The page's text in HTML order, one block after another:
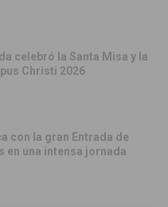
celebró la Santa Misa y la
Christi 2026
con la gran Entrada de
en una intensa jornada